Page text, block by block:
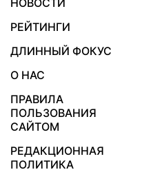
НОВОСТИ
РЕЙТИНГИ
ДЛИННЫЙ ФОКУС
О НАС
ПРАВИЛА
ПОЛЬЗОВАНИЯ
САЙТОМ
РЕДАКЦИОННАЯ
ПОЛИТИКА